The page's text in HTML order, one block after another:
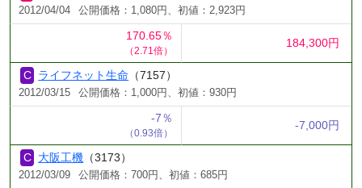
2012/04/04 公開価格：1,080円、初値：2,923円
170.65％
（2.71倍）
184,300円
ライフネット生命 （7157）
2012/03/15 公開価格：1,000円、初値：930円
-7％
（0.93倍）
-7,000円
大阪工機 （3173）
2012/03/09 公開価格：700円、初値：685円